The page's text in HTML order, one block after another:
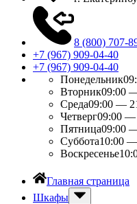
8 (800) 707-
+7 (967) 909-04-40
+7 (967) 909-04-40
Понедельник
Вторник09:00
Среда09:00 —
Четверг09:00 —
Пятница09:00
Суббота10:00
Воскресенье
Главная страница
Шкафы